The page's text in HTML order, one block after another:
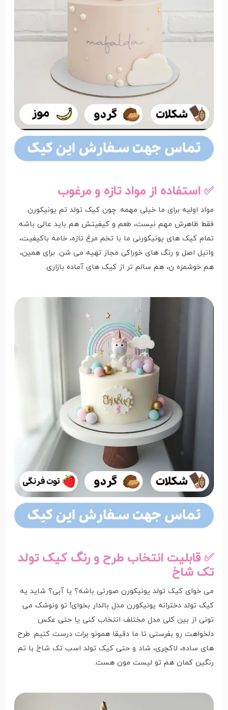
✅ استفاده از مواد تازه و مرغوب
مواد اولیه برای ما خیلی مهمه. چون کیک تولد تم یونیکورن
فقط ظاهرش مهم نیست، طعم و کیفیتش هم باید عالی باشه.
تمام کیک های یونیکورنی ما با تخم مرغ تازه، خامه باکیفیت،
وانیل اصل و رنگ های خوراکی مجاز تهیه می شن. برای همین،
هم خوشمزه ن، هم سالم تر از کیک های آماده بازاری.
✅ قابلیت انتخاب طرح و رنگ کیک تولد
تک شاخ
می خوای کیک تولد یونیکورن صورتی باشه؟ یا آبی؟ شاید یه
کیک تولد دخترانه یونیکورن مدل بالدار بخوای! تو ونوشک می
تونی از بین کلی مدل مختلف انتخاب کنی یا حتی عکس
دلخواهت رو بفرستی تا ما دقیقا همونو برات درست کنیم. طرح
های ساده، لاکچری، شاد و حتی کیک تولد اسب تک شاخ با تم
رنگین کمان هم تو لیست مون هست.